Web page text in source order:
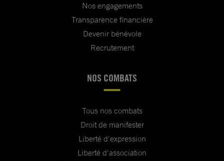
Nos engagements
Transparence financière
Devenir bénévole
Recrutement
NOS COMBATS
Tous nos combats
Droit de manifester
Liberté d'expression
Liberté d'association